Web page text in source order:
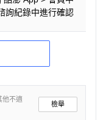
詢紀錄中進行確認
他不適
檢舉